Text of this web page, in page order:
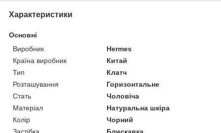
Характеристики
Основні
Виробник
Hermes
Країна виробник
Китай
Тип
Клатч
Розташування
Горизонтальне
Стать
Чоловіча
Матеріал
Натуральна шкіра
Колір
Чорний
Застібка
Блискавка